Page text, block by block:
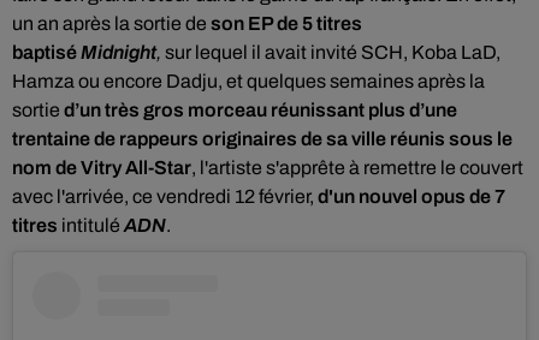
un an après la sortie de son EP de 5 titres
baptiséMidnight, sur lequel il avait invité SCH, Koba LaD,
Hamza ou encore Dadju, et quelques semaines après la
sortie d’un très gros morceau réunissant plus d’une
trentaine de rappeurs originaires de sa ville réunis sous le
nom de VitryAll-Star, l'artiste s'apprête à remettre le couvert
avec l'arrivée, ce vendredi 12 février, d'un nouvel opus de 7
titres intitulé ADN.